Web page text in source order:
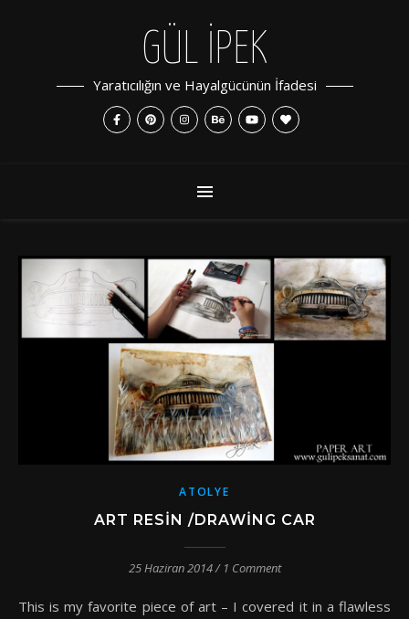
GÜL İPEK
Yaratıcılığın ve Hayalgücünün İfadesi
ATOLYE
ART RESIN /DRAWING CAR
25 Haziran 2014/ 1 Comment
This is my favorite piece of art – I covered it in a flawless